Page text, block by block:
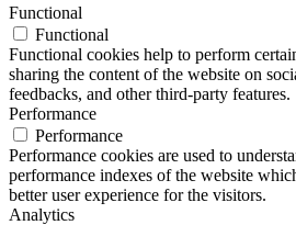
Functional
Functional
Functional cookies help to perform
sharing the content of the website on
feedbacks, and other third-party features.
Performance
Performance
Performance cookies are used to
performance indexes of the website
better user experience for the visitors.
Analytics